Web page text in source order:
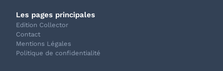
Les pages principales
Edition Collector
Contact
Mentions Légales
Politique de confidentialité